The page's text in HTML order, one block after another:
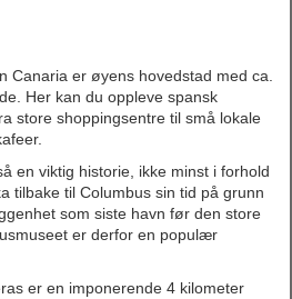
Canaria er øyens hovedstad med ca.
Her kan du oppleve spansk
store shoppingsentre til små lokale
en viktig historie, ikke minst i forhold
tilbake til Columbus sin tid på grunn
som siste havn før den store
er derfor en populær
er en imponerende 4 kilometer